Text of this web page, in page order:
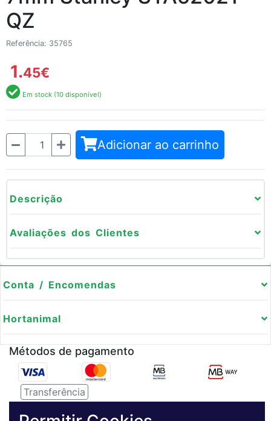
QZ
Referência: 35765
1.45€
Em stock (10 disponível)
Quantidade Adicionar ao carrinho
Descrição
Avaliações dos Clientes
Conta / Encomendas
Hortanimal
Métodos de pagamento
Transferência